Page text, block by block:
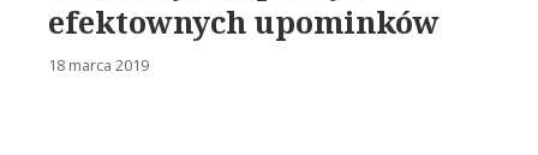
efektownych upominków
18 marca 2019